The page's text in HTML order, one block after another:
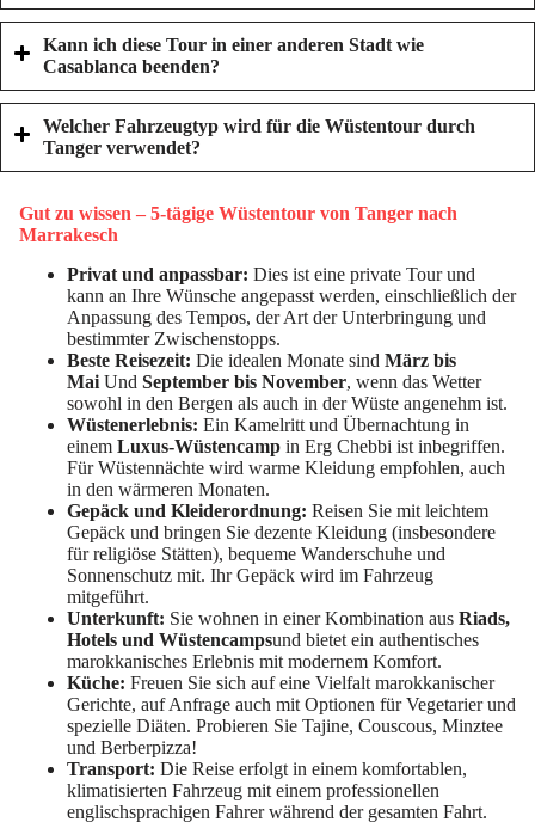
Kann ich diese Tour in einer anderen Stadt wie
Casablanca beenden?
Welcher Fahrzeugtyp wird für die Wüstentour durch
Tanger verwendet?
Gut zu wissen – 5-tägige Wüstentour von Tanger nach
Marrakesch
Privat und anpassbar: Dies ist eine private Tour und
kann an Ihre Wünsche angepasst werden, einschließlich der
Anpassung des Tempos, der Art der Unterbringung und
bestimmter Zwischenstopps.
Beste Reisezeit: Die idealen Monate sind März bis
Mai Und September bis November, wenn das Wetter
sowohl in den Bergen als auch in der Wüste angenehm ist.
Wüstenerlebnis: Ein Kamelritt und Übernachtung in
einem Luxus-Wüstencamp in Erg Chebbi ist inbegriffen.
Für Wüstennächte wird warme Kleidung empfohlen, auch
in den wärmeren Monaten.
Gepäck und Kleiderordnung: Reisen Sie mit leichtem
Gepäck und bringen Sie dezente Kleidung (insbesondere
für religiöse Stätten), bequeme Wanderschuhe und
Sonnenschutz mit. Ihr Gepäck wird im Fahrzeug
mitgeführt.
Unterkunft: Sie wohnen in einer Kombination aus Riads,
Hotels und Wüstencampsund bietet ein authentisches
marokkanisches Erlebnis mit modernem Komfort.
Küche: Freuen Sie sich auf eine Vielfalt marokkanischer
Gerichte, auf Anfrage auch mit Optionen für Vegetarier und
spezielle Diäten. Probieren Sie Tajine, Couscous, Minztee
und Berberpizza!
Transport: Die Reise erfolgt in einem komfortablen,
klimatisierten Fahrzeug mit einem professionellen
englischsprachigen Fahrer während der gesamten Fahrt.